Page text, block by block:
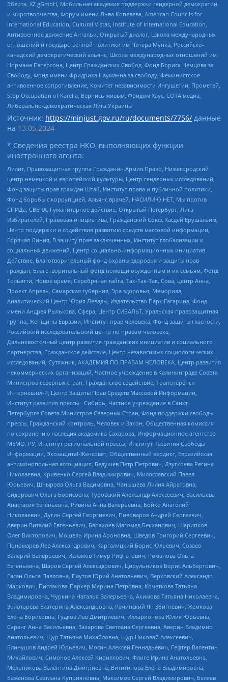
Эберта, XZ gGmbH, Мобильная академия поддержки гендерной демократии
и миротворчества, Форум имени Льва Копелева, American Councils for
International Education, Cultural Vistas, Institute of International Education,
Антивоенное движение Антальи, Открытый диалог, Школа международных
отношений и государственной политики им Питера Мунка, Российско-
канадский демократический альянс, Школа международных отношений им
Нормана Патерсона, Центр Гражданских Свобод, Фонд Бориса Немцова за
Свободу, Фонд имени Фридриха Науманна за свободу, Феминистское
антивоенное сопротивление, Комитет независимости Ингушетии, Прометей,
Stop Occupation of Karelia, Вернись живым, Фридом Хаус, СОТА медиа,
Либерально-демократическая Лига Украины
Источник: https://minjust.gov.ru/ru/documents/7756/ данные
на 13.05.2024
* Сведения реестра НКО, выполняющих функции
иностранного агента:
Лилит, Правозащитная группа Гражданин.Армия.Право, Нижегородский
центр немецкой и европейской культуры, Центр гендерных исследований,
Фонд защиты прав граждан Штаб, Институт права и публичной политики,
Фонд борьбы с коррупцией, Альянс врачей, НАСИЛИЮ.НЕТ, Мы против
СПИДа, СВЕЧА, Гуманитарное действие, Открытый Петербург, Лига
Избирателей, Правовая инициатива, Гражданский Союз, Хасдей Ерушалаим,
Центр поддержки и содействия развитию средств массовой информации,
Горячая Линия, В защиту прав заключенных, Институт глобализации и
социальных движений, Центр социально-информационных инициатив
Действие, Благотворительный фонд охраны здоровья и защиты прав
граждан, Благотворительный фонд помощи осужденным и их семьям, Фонд
Тольятти, Новое время, Серебряная тайга, Так-Так-Так, Сова, центр Анна,
Проект Апрель, Самарская губерния, Эра здоровья, Мемориал,
Аналитический Центр Юрия Левады, Издательство Парк Гагарина, Фонд
имени Андрея Рылькова, Сфера, Центр СИБАЛЬТ, Уральская правозащитная
группа, Женщины Евразии, Институт прав человека, Фонд защиты гласности,
Российский исследовательский центр по правам человека,
Дальневосточный центр развития гражданских инициатив и социального
партнерства, Гражданское действие, Центр независимых социологических
исследований, Сутяжник, АКАДЕМИЯ ПО ПРАВАМ ЧЕЛОВЕКА, Центр развития
некоммерческих организаций, Частное учреждение в Калининграде Совета
Министров северных стран, Гражданское содействие, Трансперенси
Интернешнл-Р, Центр Защиты Прав Средств Массовой Информации,
Институт развития прессы - Сибирь, Частное учреждение в Санкт-
Петербурге Совета Министров Северных Стран, Фонд поддержки свободы
прессы, Гражданский контроль, Человек и Закон, Общественная комиссия
по сохранению наследия академика Сахарова, Информационное агентство
МЕМО. РУ, Институт региональной прессы, Институт Развития Свободы
Информации, Экозащита!-Женсовет, Общественный вердикт, Евразийская
антимонопольная ассоциация, Бедушев Петр Петрович, Дзугкоева Регина
Николаевна, Кривенко Сергей Владимирович, Милославский Павел
Юрьевич, Шнырова Ольга Вадимовна, Чанышева Лилия Айратовна,
Сидорович Ольга Борисовна, Туровский Александр Алексеевич, Васильева
Анастасия Евгеньевна, Ривина Анна Валерьевна, Бойко Анатолий
Николаевич, Дугин Сергей Георгиевич, Пивоваров Андрей Сергеевич,
Аверин Виталий Евгеньевич, Барахоев Магомед Бекханович, Шарипков
Олег Викторович, Мошель Ирина Ароновна, Шведов Григорий Сергеевич,
Пономарев Лев Александрович, Каргалицкий Борис Юльевич, Созаев
Валерий Валерьевич, Исламов Тимур Рифгатович, Романова Ольга
Евгеньевна, Щаров Сергей Алексадрович, Цирульников Борис Альбертович,
Гасан Ольга Павловна, Паутов Юрий Анатольевич, Верховский Александр
Маркович, Пислакова-Паркер Марина Петровна, Кочеткова Татьяна
Владимировна, Чуркина Наталья Валерьевна, Акимова Татьяна Николаевна,
Золотарева Екатерина Александровна, Рачинский Ян Збигневич, Жемкова
Елена Борисовна, Гудков Лев Дмитриевич, Илларионова Юлия Юрьевна,
Саранг Анна Васильевна, Захарова Светлана Сергеевна, Аверин Владимир
Анатольевич, Щур Татьяна Михайловна, Щур Николай Алексеевич,
Блинушов Андрей Юрьевич, Мосин Алексей Геннадьевич, Гефтер Валентин
Михайлович, Симонов Алексей Кириллович, Флиге Ирина Анатольевна,
Мельникова Валентина Дмитриевна, Вититинова Елена Владимировна,
Баженова Светлана Куприяновна, Максимов Сергей Владимирович, Беляев